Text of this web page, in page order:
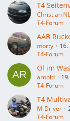
T4
Christian
T4-Forum
AAB
morty
16.
T4-Forum
Öl im
arnold
T4-Forum
T4
M-Driver
T4-Forum